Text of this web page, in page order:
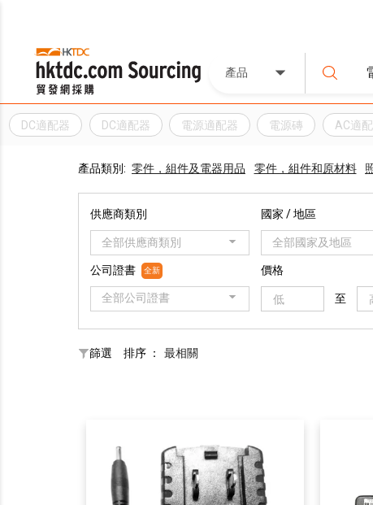
產品
DC適配器 DC適配器 電源適配器 電源磚 AC適
產品類別: 零件，組件及電器用品 零件，組件和原材料
供應商類別
全部供應商類別
國家 / 地區
全部國家及地區
公司證書 全新
全部公司證書
價格
至
篩選 排序 ： 最相關